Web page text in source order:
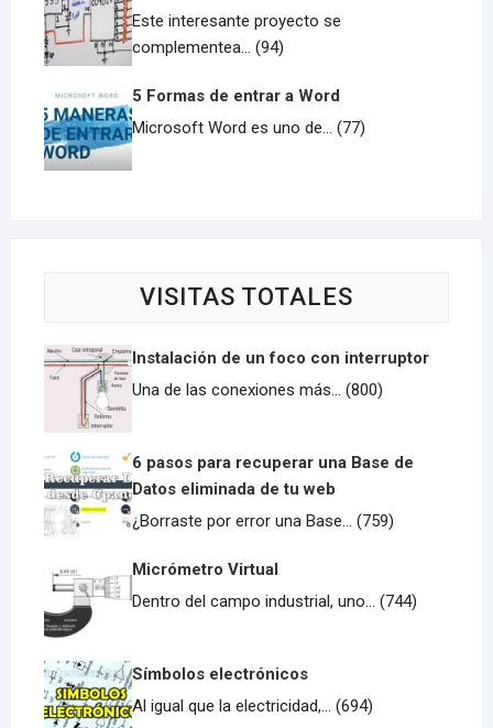
Este interesante proyecto se
complementea... (94)
5 Formas de entrar a Word
Microsoft Word es uno de... (77)
VISITAS TOTALES
Instalación de un foco con interruptor
Una de las conexiones más... (800)
6 pasos para recuperar una Base de
Datos eliminada de tu web
¿Borraste por error una Base... (759)
Micrómetro Virtual
Dentro del campo industrial, uno... (744)
Símbolos electrónicos
Al igual que la electricidad,... (694)